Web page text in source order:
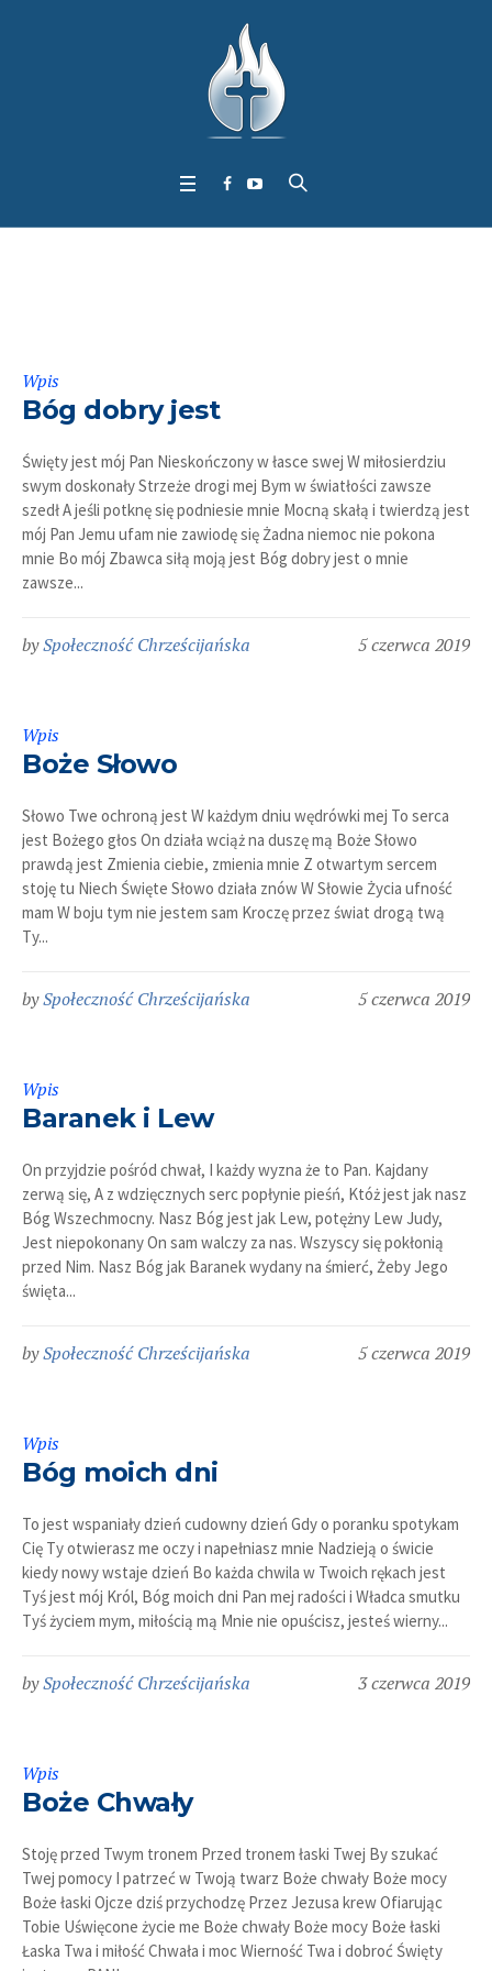
Wpis
Bóg dobry jest
Święty jest mój Pan Nieskończony w łasce swej W miłosierdziu
swym doskonały Strzeże drogi mej Bym w światłości zawsze
szedł A jeśli potknę się podniesie mnie Mocną skałą i twierdzą jest
mój Pan Jemu ufam nie zawiodę się Żadna niemoc nie pokona
mnie Bo mój Zbawca siłą moją jest Bóg dobry jest o mnie
zawsze...
5 czerwca 2019
bySpołeczność Chrześcijańska
Wpis
Boże Słowo
Słowo Twe ochroną jest W każdym dniu wędrówki mej To serca
jest Bożego głos On działa wciąż na duszę mą Boże Słowo
prawdą jest Zmienia ciebie, zmienia mnie Z otwartym sercem
stoję tu Niech Święte Słowo działa znów W Słowie Życia ufność
mam W boju tym nie jestem sam Kroczę przez świat drogą twą
Ty...
5 czerwca 2019
bySpołeczność Chrześcijańska
Wpis
Baranek i Lew
On przyjdzie pośród chwał, I każdy wyzna że to Pan. Kajdany
zerwą się, A z wdzięcznych serc popłynie pieśń, Któż jest jak nasz
Bóg Wszechmocny. Nasz Bóg jest jak Lew, potężny Lew Judy,
Jest niepokonany On sam walczy za nas. Wszyscy się pokłonią
przed Nim. Nasz Bóg jak Baranek wydany na śmierć, Żeby Jego
święta...
5 czerwca 2019
bySpołeczność Chrześcijańska
Wpis
Bóg moich dni
To jest wspaniały dzień cudowny dzień Gdy o poranku spotykam
Cię Ty otwierasz me oczy i napełniasz mnie Nadzieją o świcie
kiedy nowy wstaje dzień Bo każda chwila w Twoich rękach jest
Tyś jest mój Król, Bóg moich dni Pan mej radości i Władca smutku
Tyś życiem mym, miłością mą Mnie nie opuścisz, jesteś wierny...
3 czerwca 2019
bySpołeczność Chrześcijańska
Wpis
Boże Chwały
Stoję przed Twym tronem Przed tronem łaski Twej By szukać
Twej pomocy I patrzeć w Twoją twarz Boże chwały Boże mocy
Boże łaski Ojcze dziś przychodzę Przez Jezusa krew Ofiarując
Tobie Uświęcone życie me Boże chwały Boże mocy Boże łaski
Łaska Twa i miłość Chwała i moc Wierność Twa i dobroć Święty